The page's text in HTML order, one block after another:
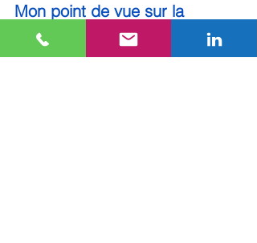
Mon point de vue sur la
gestion proactive du cycle de